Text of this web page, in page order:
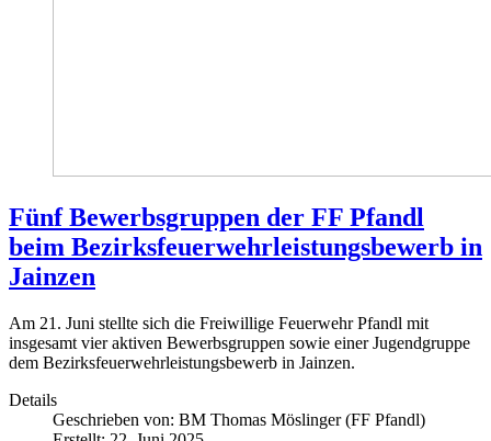
Fünf Bewerbsgruppen der FF Pfandl
beim Bezirksfeuerwehrleistungsbewerb in
Jainzen
Am 21. Juni stellte sich die Freiwillige Feuerwehr Pfandl mit
insgesamt vier aktiven Bewerbsgruppen sowie einer Jugendgruppe
dem Bezirksfeuerwehrleistungsbewerb in Jainzen.
Details
Geschrieben von: BM Thomas Möslinger (FF Pfandl)